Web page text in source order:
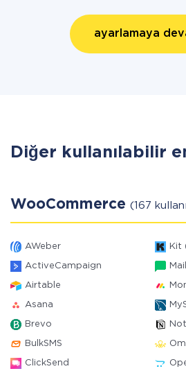
ayarlamaya
Diğer kullanılabilir
WooCommerce (167
AWeber Kit
ActiveCampaign
Airtable
Asana
Brevo
BulkSMS
ClickSend